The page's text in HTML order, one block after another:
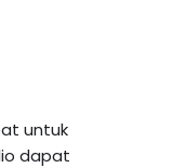
untuk
dapat